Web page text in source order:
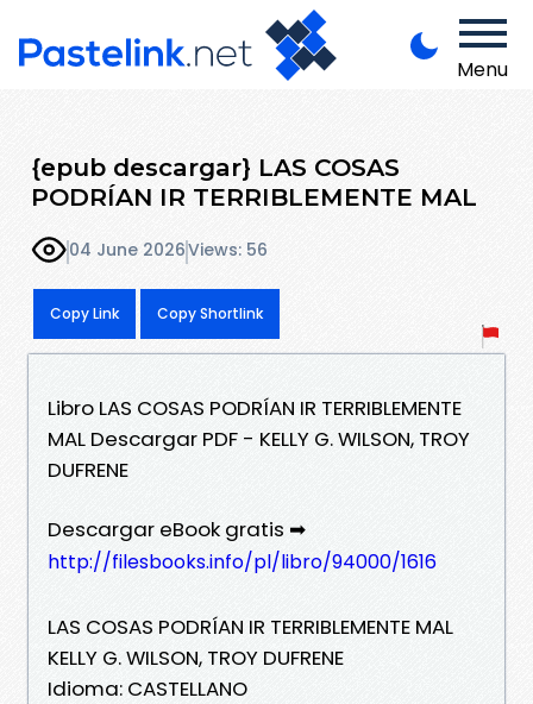
Menu
{epub descargar} LAS COSAS
PODRÍAN IR TERRIBLEMENTE MAL
04 June 2026Views: 56
Copy Link Copy Shortlink
Libro LAS COSAS PODRÍAN IR TERRIBLEMENTE
MAL Descargar PDF - KELLY G. WILSON, TROY
DUFRENE
Descargar eBook gratis ➡
http://filesbooks.info/pl/libro/94000/1616
LAS COSAS PODRÍAN IR TERRIBLEMENTE MAL
KELLY G. WILSON, TROY DUFRENE
Idioma: CASTELLANO